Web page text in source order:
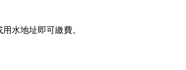
水地址即可繳費。